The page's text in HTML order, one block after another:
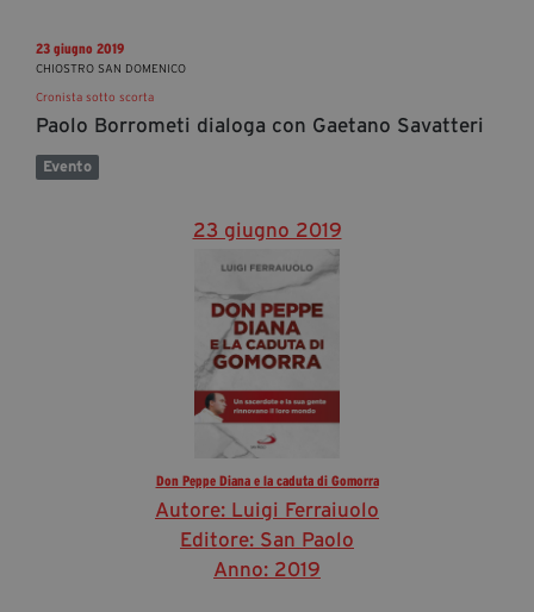
23 giugno 2019
CHIOSTRO SAN DOMENICO
Cronista sotto scorta
Paolo Borrometi dialoga con Gaetano Savatteri
Evento
23 giugno 2019
Don Peppe Diana e la caduta di Gomorra
Autore: Luigi Ferraiuolo
Editore: San Paolo
Anno: 2019